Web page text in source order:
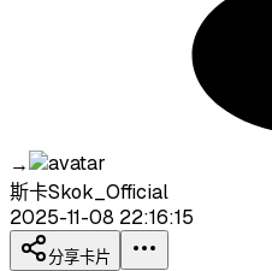
→
斯卡Skok_Official
2025-11-08 22:16:15
分享卡片